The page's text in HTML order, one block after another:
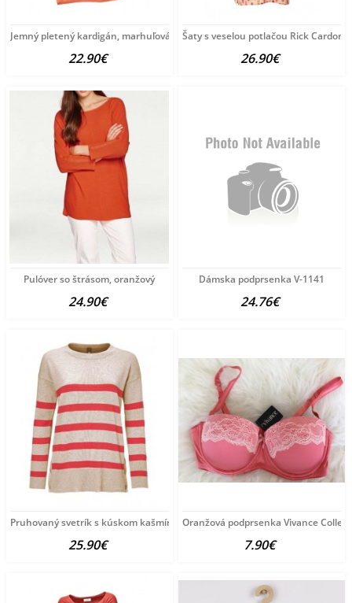
Jemný pletený kardigán, marhuľová
22.90€
Šaty s veselou potlačou Rick Cardona
26.90€
Pulóver so štrásom, oranžový
24.90€
Dámska podprsenka V-1141
24.76€
Pruhovaný svetrík s kúskom kašmíru, oranžový
25.90€
Oranžová podprsenka Vivance
7.90€